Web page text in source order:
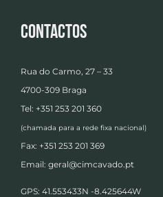
Contactos
Rua do Carmo, 27 – 33
4700-309 Braga
Tel: +351 253 201 360
(chamada para a rede fixa nacional)
Fax: +351 253 201 369
Email: geral@cimcavado.pt
GPS: 41.553433N -8.425644W